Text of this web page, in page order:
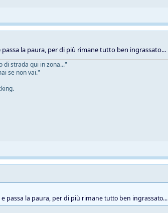
la paura, per di più rimane tutto ben ingrassato...
di strada qui in zona..."
se non vai."
passa la paura, per di più rimane tutto ben ingrassato...